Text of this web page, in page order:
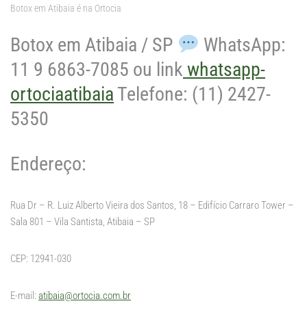
Botox em Atibaia é na Ortocia
Botox em Atibaia / SP
WhatsApp:
11 9 6863-7085 ou link whatsapp-
ortociaatibaia Telefone: (11) 2427-
5350
Endereço:
Rua Dr – R. Luiz Alberto Vieira dos Santos, 18 – Edifício Carraro Tower –
Sala 801 – Vila Santista, Atibaia – SP
CEP: 12941-030
E-mail: atibaia@ortocia.com.br